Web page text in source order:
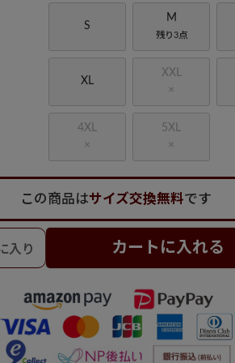
S
M
残り3点
XL
XXL
×
4XL
×
5XL
×
この商品はサイズ交換無料です
カートに入れる